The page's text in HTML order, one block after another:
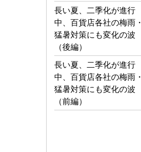
長い夏、二季化が進行
中、百貨店各社の梅雨・
猛暑対策にも変化の波
（後編）
長い夏、二季化が進行
中、百貨店各社の梅雨・
猛暑対策にも変化の波
（前編）